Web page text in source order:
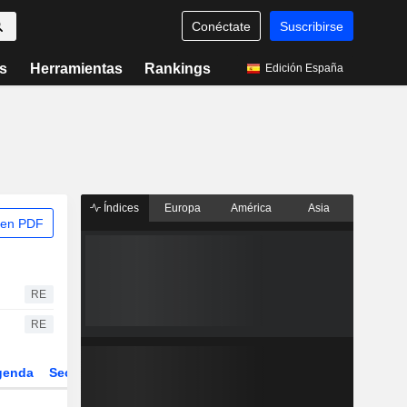
Conéctate Suscribirse
Herramientas Rankings Edición España
PDF
RE
RE
Sector
Índices Europa América Asia